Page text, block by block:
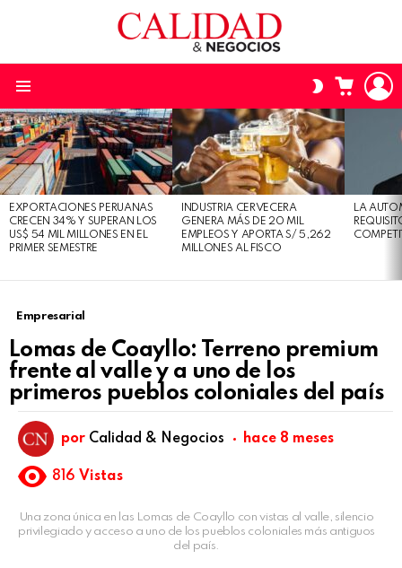
SWITCH
SKIN
CARRO
ÚLTIMAS
HISTORIAS
EXPORTACIONES PERUANAS
CRECEN 34% Y SUPERAN LOS
US$ 54 MIL MILLONES EN EL
PRIMER SEMESTRE
INDUSTRIA CERVECERA
GENERA MÁS DE 20 MIL
EMPLEOS Y APORTA S/ 5,262
MILLONES AL FISCO
LA
Empresarial
Lomas de Coayllo: Terreno premium
frente al valle y a uno de los
primeros pueblos coloniales del país
por Calidad & Negocios hace 8 meses
816 Vistas
Una zona única en las Lomas de Coayllo con vistas al valle, silencio
privilegiado y acceso a uno de los pueblos coloniales más antiguos
del país.